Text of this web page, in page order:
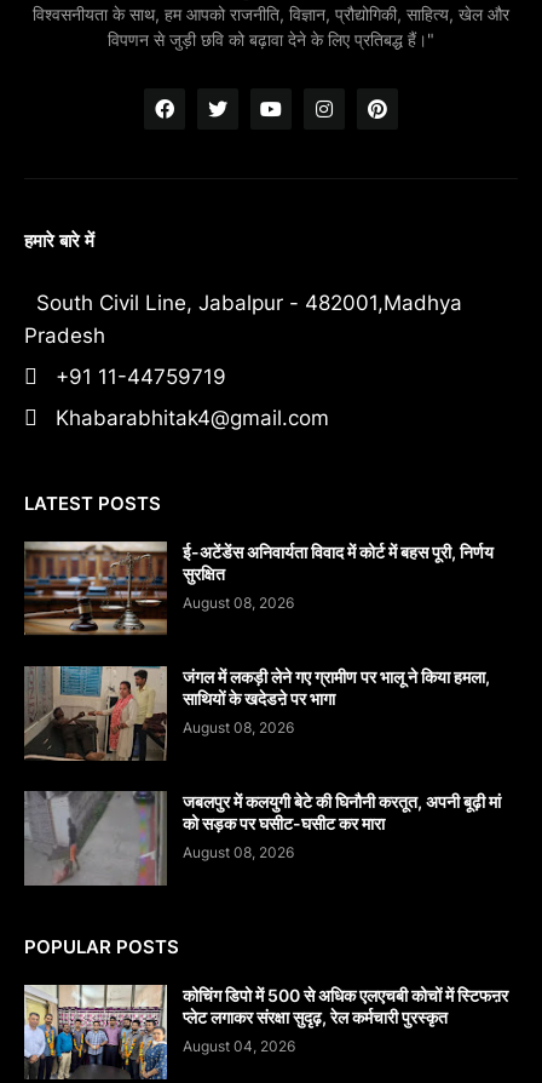
विश्वसनीयता के साथ, हम आपको राजनीति, विज्ञान, प्रौद्योगिकी, साहित्य, खेल और
विपणन से जुड़ी छवि को बढ़ावा देने के लिए प्रतिबद्ध हैं।"
हमारे बारे में
South Civil Line, Jabalpur - 482001,Madhya
Pradesh
+91 11-44759719
Khabarabhitak4@gmail.com
LATEST POSTS
​ई-अटेंडेंस अनिवार्यता विवाद में कोर्ट में बहस पूरी, निर्णय
सुरक्षित
August 08, 2026
जंगल में लकड़ी लेने गए ग्रामीण पर भालू ने किया हमला,
साथियों के खदेडऩे पर भागा
August 08, 2026
जबलपुर में कलयुगी बेटे की घिनौनी करतूत, अपनी बूढ़ी मां
को सड़क पर घसीट-घसीट कर मारा
August 08, 2026
POPULAR POSTS
कोचिंग डिपो में 500 से अधिक एलएचबी कोचों में स्टिफऩर
प्लेट लगाकर संरक्षा सुदृढ़, रेल कर्मचारी पुरस्कृत
August 04, 2026